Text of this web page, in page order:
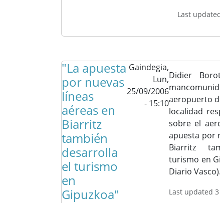
Last
"La apuesta
por nuevas
líneas
aéreas en
Biarritz
también
desarrolla
el turismo
en
Gipuzkoa"
Gaindegia,
Lun,
25/09/2006
- 15:10
Didier
aeropuerto
localidad
sobre el
apuesta por
Biarritz
turismo en
Diario Vasco).
Last updated